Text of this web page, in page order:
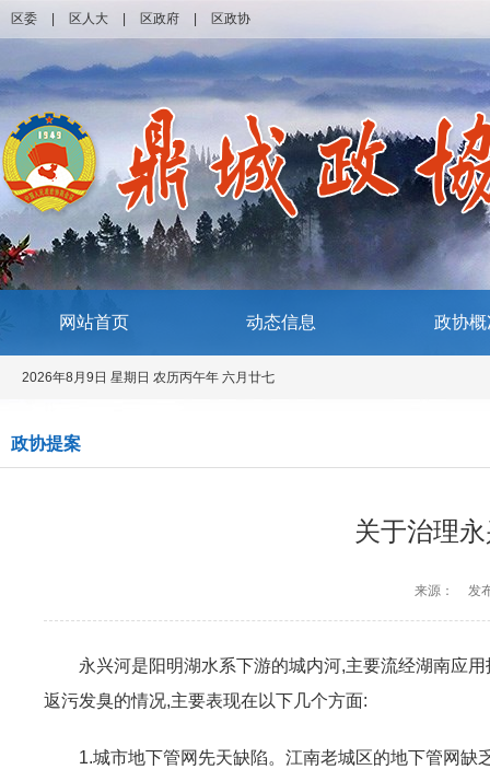
区委 区人大 区政府 区政协
网站首页 动态信息 政协概
2026年8月9日 星期日 农历丙午年 六月廿七
政协提案
关于治理
来源： 发
永兴河是阳明湖水系下游的城内河,主要流经湖南应
返污发臭的情况,主要表现在以下几个方面:
1.城市地下管网先天缺陷。江南老城区的地下管网